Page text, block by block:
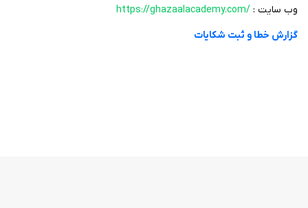
وب سایت : https://ghazaalacademy.com/
گزارش خطا و ثبت شکایات